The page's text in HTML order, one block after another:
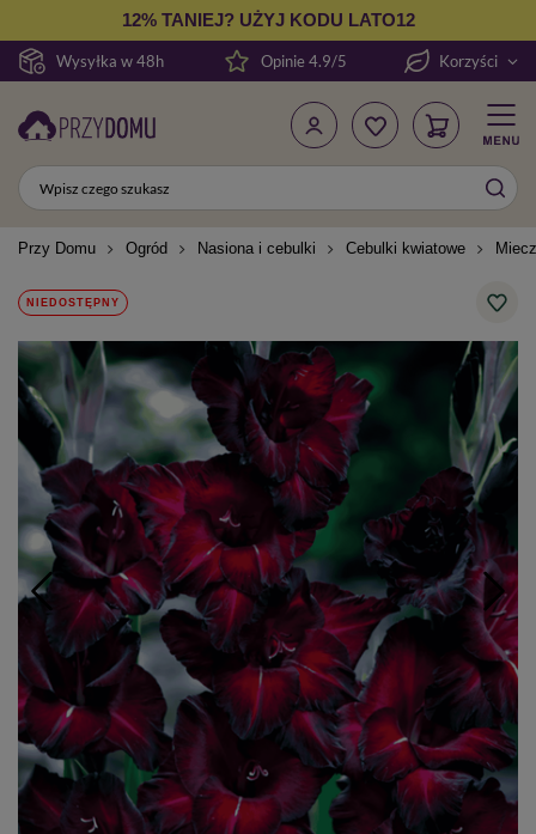
Wysyłka w 48h
12% TANIEJ? UŻYJ KODU LATO12
Opinie 4.9/5 Korzyści
Przy Domu Ogród Nasiona i cebulki Cebulki kwiatowe
NIEDOSTĘPNY